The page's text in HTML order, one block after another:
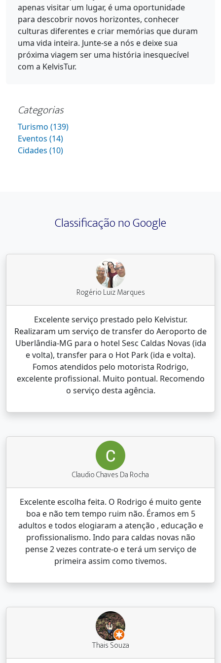
apenas visitar um lugar, é uma oportunidade
para descobrir novos horizontes, conhecer
culturas diferentes e criar memórias que duram
uma vida inteira. Junte-se a nós e deixe sua
próxima viagem ser uma história inesquecível
com a KelvisTur.
Categorias
Turismo (139)
Eventos (14)
Cidades (10)
Classificação no Google
Rogério Luiz Marques
Excelente serviço prestado pelo Kelvistur.
Realizaram um serviço de transfer do Aeroporto de
Uberlândia-MG para o hotel Sesc Caldas Novas (ida
e volta), transfer para o Hot Park (ida e volta).
Fomos atendidos pelo motorista Rodrigo,
excelente profissional. Muito pontual. Recomendo
o serviço desta agência.
Claudio Chaves Da Rocha
Excelente escolha feita. O Rodrigo é muito gente
boa e não tem tempo ruim não. Éramos em 5
adultos e todos elogiaram a atenção , educação e
profissionalismo. Indo para caldas novas não
pense 2 vezes contrate-o e terá um serviço de
primeira assim como tivemos.
Thais Souza